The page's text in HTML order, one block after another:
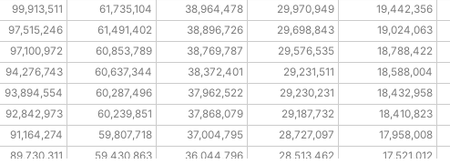
99,913,511 61,735,104 38,964,478 29,970,949 19,442,356
97,515,246 61,491,402 38,896,726 29,698,843 19,024,063
97,100,972 60,853,789 38,769,787 29,576,535 18,788,422
94,276,743 60,637,344 38,372,401 29,231,511 18,588,004
93,894,554 60,287,496 37,962,522 29,230,231 18,432,958
92,842,973 60,239,851 37,868,079 29,187,732 18,410,823
91,164,274 59,807,718 37,004,795 28,727,097 17,958,008
89,730,311 59,430,863 36,044,796 28,513,462 17,521,012